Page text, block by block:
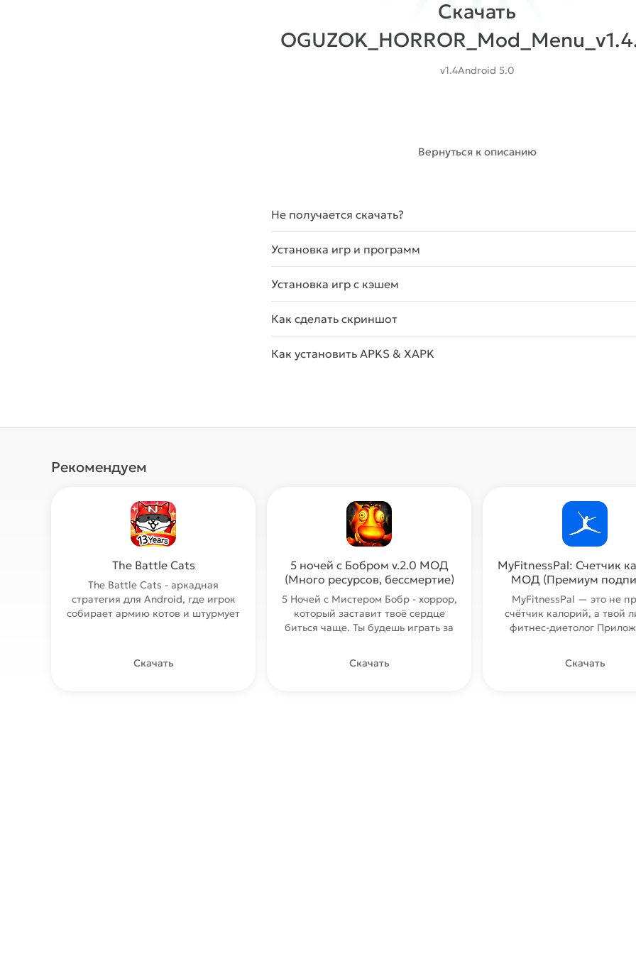
Скачать
v1.4Android 5.0
Вернуться к описанию
Не получается скачать?
Установка игр и программ
Установка игр с кэшем
Как сделать скриншот
Как установить APKS & XAPK
Рекомендуем
The Battle Cats
The Battle Cats - аркадная
стратегия для Android, где игрок
собирает армию котов и штурмует
Скачать
5 ночей с Бобром v.2.0 МОД
(Много ресурсов, бессмертие)
5 Ночей с Мистером Бобр - хоррор,
который заставит твоё сердце
биться чаще. Ты будешь играть за
Скачать
MyFitnessPal: Счетчик
МОД (Премиум
MyFitnessPal — это не
счётчик калорий, а твой
фитнес-диетолог
Скачать